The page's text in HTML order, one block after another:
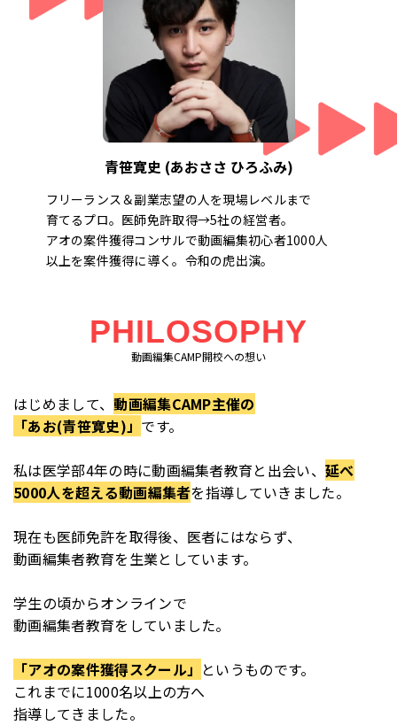
青笹寛史 (あおささ ひろふみ)
フリーランス＆副業志望の人を現場レベルまで
育てるプロ。医師免許取得→5社の経営者。
アオの案件獲得コンサルで動画編集初心者1000人
以上を案件獲得に導く。令和の虎出演。
PHILOSOPHY
動画編集CAMP開校への想い
はじめまして、動画編集CAMP主催の
「あお(青笹寛史)」 です。
私は医学部4年の時に動画編集者教育と出会い、延べ
5000人を超える動画編集者を指導していきました。
現在も医師免許を取得後、医者にはならず、
動画編集者教育を生業としています。
学生の頃からオンラインで
動画編集者教育をしていました。
「アオの案件獲得スクール」 というものです。
これまでに1000名以上の方へ
指導してきました。